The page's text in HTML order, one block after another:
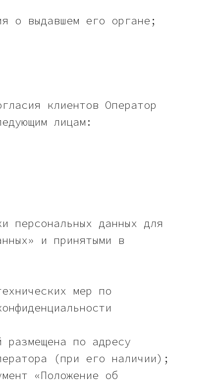
о выдавшем его органе;
клиентов Оператор
лицам:
персональных данных для
и принятыми в
мер по
размещена по адресу
(при его наличии);
«Положение об